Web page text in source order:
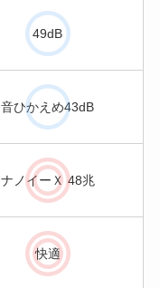
49dB
音ひかえめ43dB
ナノイーＸ 48兆
快適